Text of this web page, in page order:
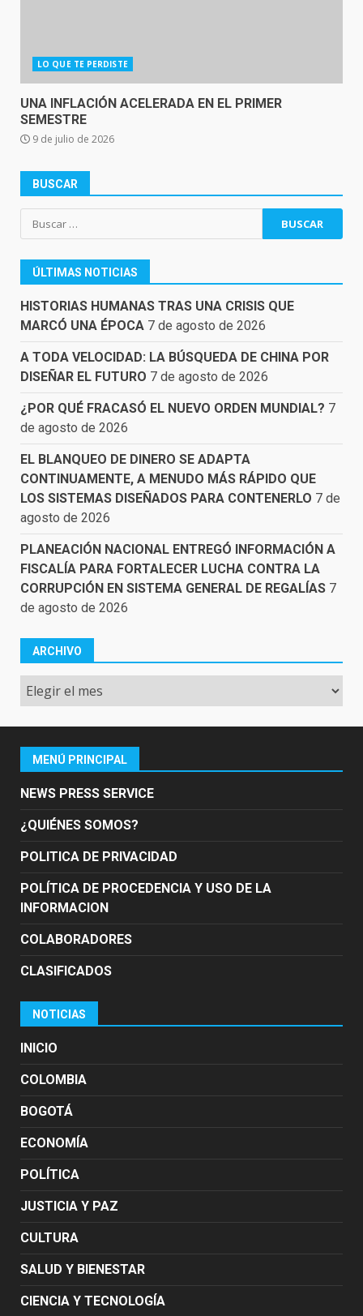
LO QUE TE PERDISTE
UNA INFLACIÓN ACELERADA EN EL PRIMER
SEMESTRE
9 de julio de 2026
BUSCAR
Buscar:
ÚLTIMAS NOTICIAS
HISTORIAS HUMANAS TRAS UNA CRISIS QUE
MARCÓ UNA ÉPOCA 7 de agosto de 2026
A TODA VELOCIDAD: LA BÚSQUEDA DE CHINA POR
DISEÑAR EL FUTURO 7 de agosto de 2026
¿POR QUÉ FRACASÓ EL NUEVO ORDEN MUNDIAL? 7
de agosto de 2026
EL BLANQUEO DE DINERO SE ADAPTA
CONTINUAMENTE, A MENUDO MÁS RÁPIDO QUE
LOS SISTEMAS DISEÑADOS PARA CONTENERLO 7 de
agosto de 2026
PLANEACIÓN NACIONAL ENTREGÓ INFORMACIÓN A
FISCALÍA PARA FORTALECER LUCHA CONTRA LA
CORRUPCIÓN EN SISTEMA GENERAL DE REGALÍAS 7
de agosto de 2026
ARCHIVO
Archivo
MENÚ PRINCIPAL
NEWS PRESS SERVICE
¿QUIÉNES SOMOS?
POLITICA DE PRIVACIDAD
POLÍTICA DE PROCEDENCIA Y USO DE LA
INFORMACION
COLABORADORES
CLASIFICADOS
NOTICIAS
INICIO
COLOMBIA
BOGOTÁ
ECONOMÍA
POLÍTICA
JUSTICIA Y PAZ
CULTURA
SALUD Y BIENESTAR
CIENCIA Y TECNOLOGÍA